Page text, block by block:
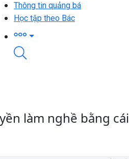
Thông tin quảng bá
Học tập theo Bác
làm nghề bằng cái